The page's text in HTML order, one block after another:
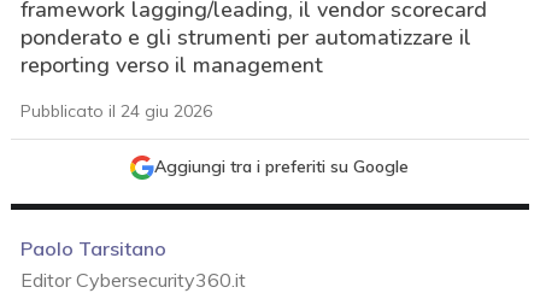
framework lagging/leading, il vendor scorecard
ponderato e gli strumenti per automatizzare il
reporting verso il management
Pubblicato il 24 giu 2026
Aggiungi tra i preferiti su Google
Paolo Tarsitano
Editor Cybersecurity360.it